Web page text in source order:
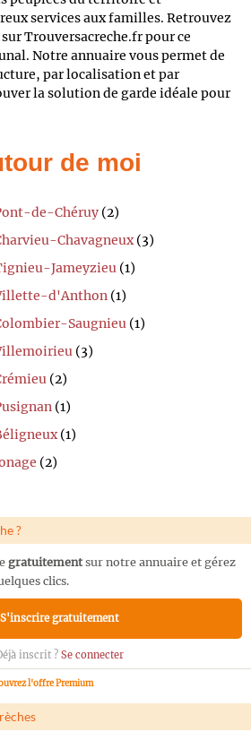
services aux familles. Retrouvez
Trouversacreche.fr pour ce
Notre annuaire vous permet de
par localisation et par
la solution de garde idéale pour
de moi
de-Chéruy (2)
Chavagneux(3)
Jameyzieu (1)
d'Anthon (1)
Saugnieu (1)
(3)
(2)
(1)
(1)
(2)
?
gratuitementsur notre annuaire et gérez
clics.
S'inscrire gratuitement
inscrit ? Se connecter
l'offre Premium